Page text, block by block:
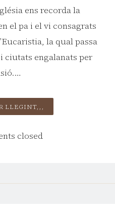
ens recorda la
el pa i el vi consagrats
la qual passa
ciutats engalanats per
LLEGINT,,,
DEL
closed